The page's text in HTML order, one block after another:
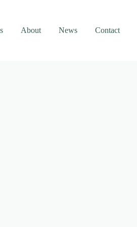
About News Contact